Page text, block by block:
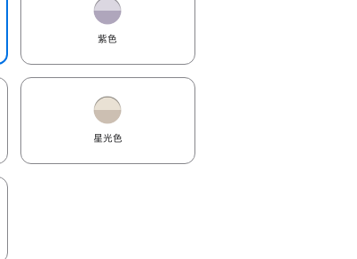
紫色
星光色